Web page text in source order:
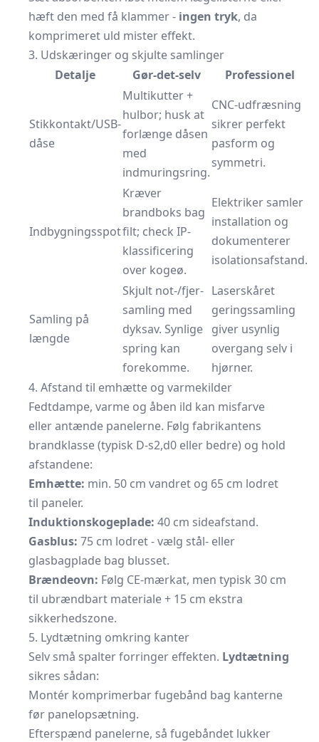
hæft den med få klammer - ingen tryk, da
komprimeret uld mister effekt.
3. Udskæringer og skjulte samlinger
Detalje
Gør-det-selv Professionel
Stikkontakt/USB-
dåse
Multikutter +
hulbor; husk at
forlænge dåsen
med
indmuringsring.
CNC-udfræsning
sikrer perfekt
pasform og
symmetri.
Indbygningsspot
Kræver
brandboks bag
filt; check IP-
klassificering
over kogeø.
Elektriker samler
installation og
dokumenterer
isolationsafstand.
Samling på
længde
Skjult not-/fjer-
samling med
dyksav. Synlige
spring kan
forekomme.
Laserskåret
geringssamling
giver usynlig
overgang selv i
hjørner.
4. Afstand til emhætte og varmekilder
Fedtdampe, varme og åben ild kan misfarve
eller antænde panelerne. Følg fabrikantens
brandklasse (typisk D-s2,d0 eller bedre) og hold
afstandene:
Emhætte: min. 50 cm vandret og 65 cm lodret
til paneler.
Induktionskogeplade: 40 cm sideafstand.
Gasblus: 75 cm lodret - vælg stål- eller
glasbagplade bag blusset.
Brændeovn: Følg CE-mærkat, men typisk 30 cm
til ubrændbart materiale + 15 cm ekstra
sikkerhedszone.
5. Lydtætning omkring kanter
Selv små spalter forringer effekten. Lydtætning
sikres sådan:
Montér komprimerbar fugebånd bag kanterne
før panelopsætning.
Efterspænd panelerne, så fugebåndet lukker